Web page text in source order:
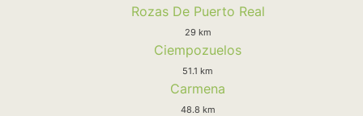
Rozas De Puerto Real
29 km
Ciempozuelos
51.1 km
Carmena
48.8 km